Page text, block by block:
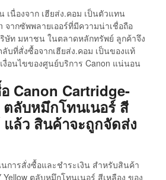
เนื่องจาก เฮียส่ง.คอม เป็นตัวแทน
จากซัพพลายเออร์ที่มีความน่าเชื่อถือ
ษัท มหาชน ในตลาดหลักทรัพย์ ลูกค้าจึง
บที่สั่งซื้อจากเฮียส่ง.คอม เป็นของแท้
งื่อนไขของศูนย์บริการ Canon แน่นอน
Canon Cartridge-
ตลับหมึกโทนเนอร์ สี
แล้ว สินค้าจะถูกจัดส่ง
นการสั่งซื้อและชำระเงิน สำหรับสินค้า
Yellow ตลับหมึกโทนเนอร์ สีเหลือง ของ